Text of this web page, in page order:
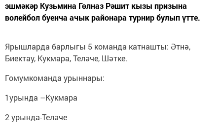
эшмәкәр Кузьмина Гөлназ Рәшит кызы призына
волейбол буенча ачык районара турнир булып үтте.
Ярышларда барлыгы 5 команда катнашты: Әтнә,
Биектау, Кукмара, Теләче, Шәтке.
Гомумкоманда урыннары:
1урында –Кукмара
2 урында-Теләче